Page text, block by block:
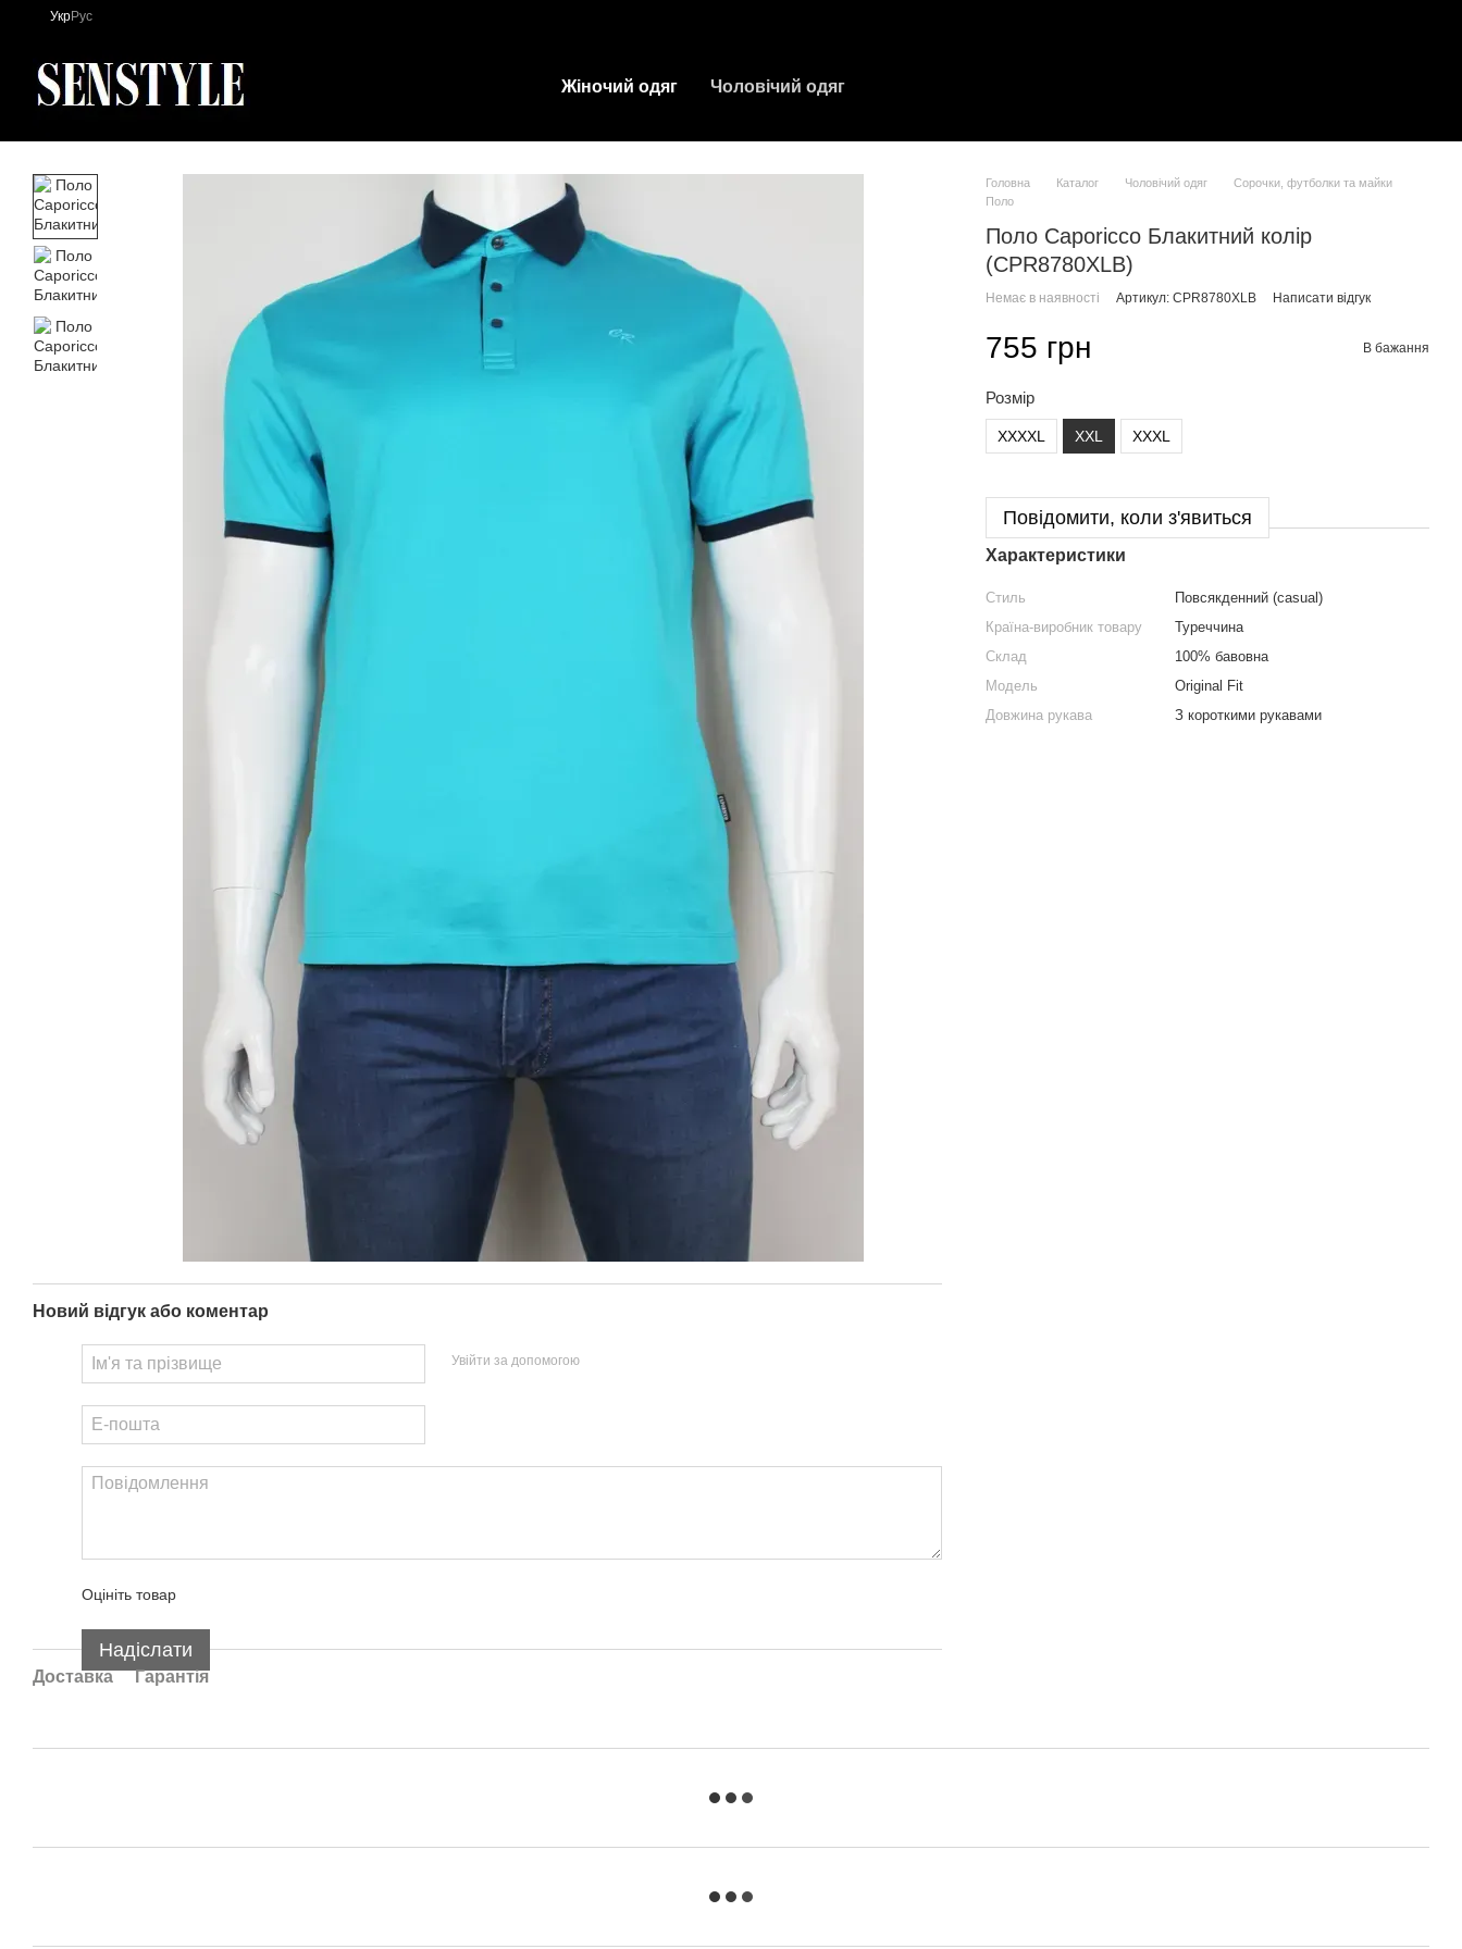
Перейти до основного контенту
УкрРус
Жіночий одяг Чоловічий одяг
Новий відгук або коментар
Увійти за допомогою
Оцініть товар
Надіслати
Доставка Гарантія
Головна Каталог Чоловічий одяг
Сорочки, футболки та майки
Поло
Поло Caporicco Блакитний колір
(CPR8780XLB)
Немає в наявності Артикул: CPR8780XLB Написати відгук
755 грн В бажання
Розмір
XXXXL XXL XXXL
Повідомити, коли з'явиться
Характеристики
Стиль
Повсякденний (casual)
Країна-виробник товару
Туреччина
Склад
100% бавовна
Модель
Original Fit
Довжина рукава
З короткими рукавами